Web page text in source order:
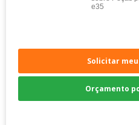
Solicitar
Orçamento